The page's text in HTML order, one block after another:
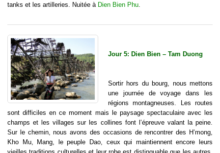
tanks et les artilleries. Nuitée à Dien Bien Phu
Jour 5: Dien Bien – Tam Duong
Sortir hors du bourg, nous mettons
une journée de voyage dans les
régions montagneuses. Les routes
sont difficiles en ce moment mais le paysage spectaculaire avec les
champs et les villages sur les collines font l’épreuve valant la peine.
Sur le chemin, nous avons des occasions de rencontrer des H’mong,
Kho Mu, Mang, le peuple Dao, ceux qui maintiennent encore leurs